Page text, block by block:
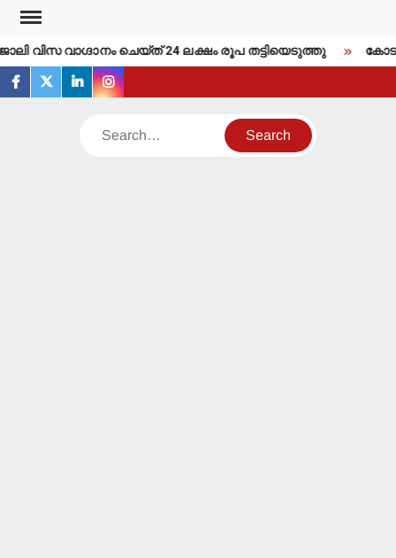
Skip
content
വിസ വാഗ്ദാനം ചെയ്ത് 24 ലക്ഷം രൂപ തട്ടിയെടുത്തു
facebook
twitterlinkedininstagram
Search